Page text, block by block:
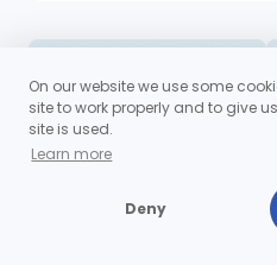
On our website we use some
site to work properly and to give
site is used.
Learn more
Deny